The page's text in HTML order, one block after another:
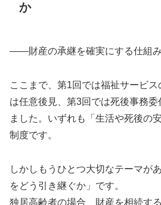
か
――財産の承継を確実にする仕組み
ここまで、第1回では福祉サービ
は任意後見、第3回では死後事務委
ました。いずれも「生活や死後の
制度です。
しかしもうひとつ大切なテーマが
をどう引き継ぐか」です。
独居高齢者の場合、財産を相続す